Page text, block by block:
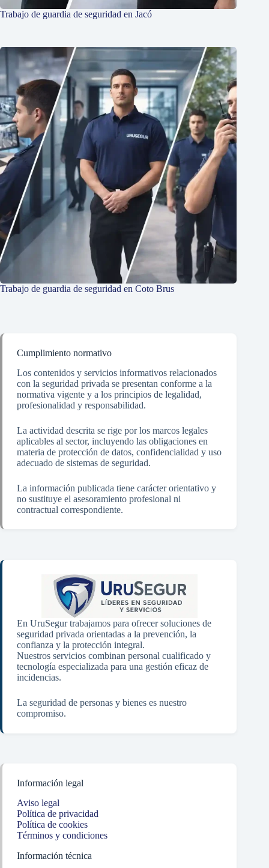
Trabajo de guardia de seguridad en Jacó
Trabajo de guardia de seguridad en Coto Brus
Cumplimiento normativo
Los contenidos y servicios informativos relacionados
con la seguridad privada se presentan conforme a la
normativa vigente y a los principios de legalidad,
profesionalidad y responsabilidad.
La actividad descrita se rige por los marcos legales
aplicables al sector, incluyendo las obligaciones en
materia de protección de datos, confidencialidad y uso
adecuado de sistemas de seguridad.
La información publicada tiene carácter orientativo y
no sustituye el asesoramiento profesional ni
contractual correspondiente.
En UruSegur trabajamos para ofrecer soluciones de
seguridad privada orientadas a la prevención, la
confianza y la protección integral.
Nuestros servicios combinan personal cualificado y
tecnología especializada para una gestión eficaz de
incidencias.
La seguridad de personas y bienes es nuestro
compromiso.
Información legal
Aviso legal
Política de privacidad
Política de cookies
Términos y condiciones
Información técnica